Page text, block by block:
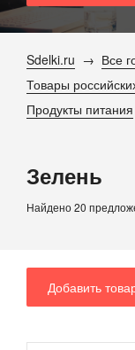
Sdelki.ru
Все
Товары
Продукты питания
Зелень
Найдено 20
Добавить